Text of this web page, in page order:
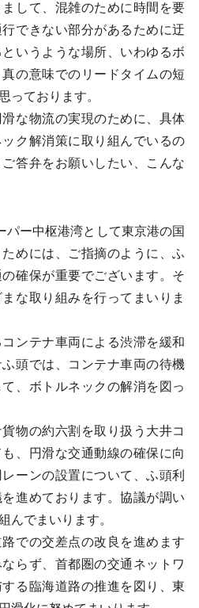
して、混雑のために時間を要
できない部分があるために迂
いうような場所、いわゆるボ
の意味でのリードタイムの短
っております。
な物流の実現のために、具体
ク解消策に取り組んでいるの
答弁をお願いしたい、こんな
ー中枢港湾として東京港の国
めには、ご指摘のように、ふ
確保が重要でございます。そ
な取り組みを行ってまいりま
ンテナ車両による渋滞を緩和
頭では、コンテナ車両の待機
、ボトルネックの解消を図っ
物の約六割を取り扱う大井コ
、円滑な交通動線の確保に向
ーンの設置について、ふ頭利
進めております。協議が調い
んでまいります。
での交差点の改良を進めます
らず、首都圏の交通ネットワ
る臨海道路の推進を図り、東